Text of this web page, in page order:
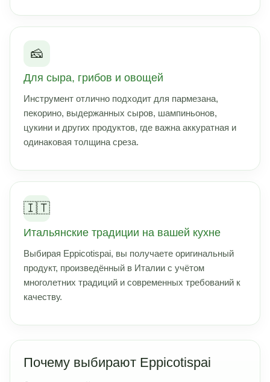
🧀
Для сыра, грибов и овощей
Инструмент отлично подходит для пармезана,
пекорино, выдержанных сыров, шампиньонов,
цукини и других продуктов, где важна аккуратная и
одинаковая толщина среза.
🇮🇹
Итальянские традиции на вашей кухне
Выбирая Eppicotispai, вы получаете оригинальный
продукт, произведённый в Италии с учётом
многолетних традиций и современных требований к
качеству.
Почему выбирают Eppicotispai